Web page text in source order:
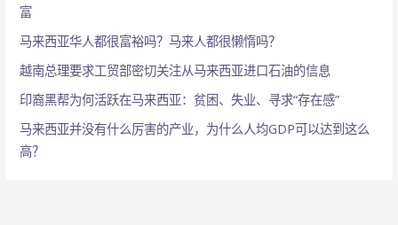
富
马来西亚华人都很富裕吗？马来人都很懒惰吗？
越南总理要求工贸部密切关注从马来西亚进口石油的信息
印裔黑帮为何活跃在马来西亚：贫困、失业、寻求“存在感”
马来西亚并没有什么厉害的产业，为什么人均GDP可以达到这么
高？